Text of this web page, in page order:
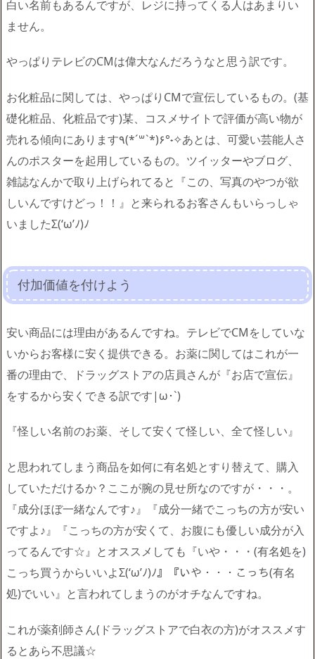
白い名前もあるんですが、レジに持ってくる人はあまりい
ません。
やっぱりテレビのCMは偉大なんだろうなと思う訳です。
お化粧品に関しては、やっぱりCMで宣伝しているもの。(基
礎化粧品、化粧品です)某、コスメサイトで評価が高い物が
売れる傾向にあります٩(*´꒳`*)۶°˖✧あとは、可愛い芸能人さ
んのポスターを起用しているもの。ツイッターやブログ、
雑誌なんかで取り上げられてると『この、写真のやつが欲
しいんですけどっ！！』と来られるお客さんもいらっしゃ
いましたΣ(‘ω’ﾉ)ﾉ
付加価値を付けよう
安い商品には理由があるんですね。テレビでCMをしていな
いからお客様に安く提供できる。お薬に関してはこれが一
番の理由で、ドラッグストアの店員さんが『お店で宣伝』
をするから安くできる訳です|ω･`)
『怪しい名前のお薬、そして安くて怪しい、全て怪しい』
と思われてしまう商品を如何に有名処とすり替えて、購入
していただけるか？ここが腕の見せ所なのですが・・・。
『成分ほぼ一緒なんです♪』『成分一緒でこっちの方が安い
ですよ♪』『こっちの方が安くて、お腹にも優しい成分が入
ってるんです☆』とオススメしても『いや・・・(有名処を)
こっち買うからいいよΣ(‘ω’ﾉ)ﾉ』『いや・・・こっち(有名
処)でいい』と言われてしまうのがオチなんですね。
これが薬剤師さん(ドラッグストアで白衣の方)がオススメす
るとあら不思議☆